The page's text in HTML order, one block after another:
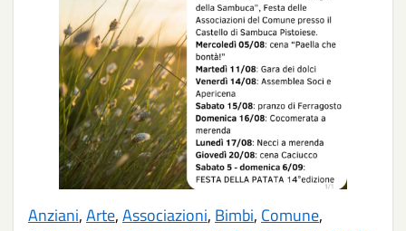
Anziani,Arte,Associazioni, Bimbi, Comune,